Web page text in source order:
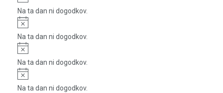
Na ta dan ni dogodkov.
Notice
Na ta dan ni dogodkov.
Notice
Na ta dan ni dogodkov.
Notice
Na ta dan ni dogodkov.